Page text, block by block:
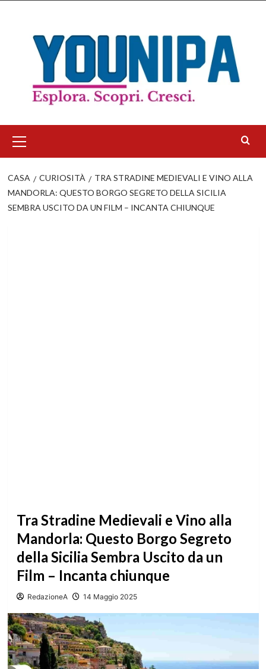
contenuto
principale
CASA CURIOSITÀ
TRA STRADINE MEDIEVALI E VINO ALLA
MANDORLA: QUESTO BORGO SEGRETO DELLA SICILIA
SEMBRA USCITO DA UN FILM – INCANTA CHIUNQUE
Tra Stradine Medievali e Vino alla
Mandorla: Questo Borgo Segreto
della Sicilia Sembra Uscito da un
Film – Incanta chiunque
RedazioneA 14 Maggio 2025